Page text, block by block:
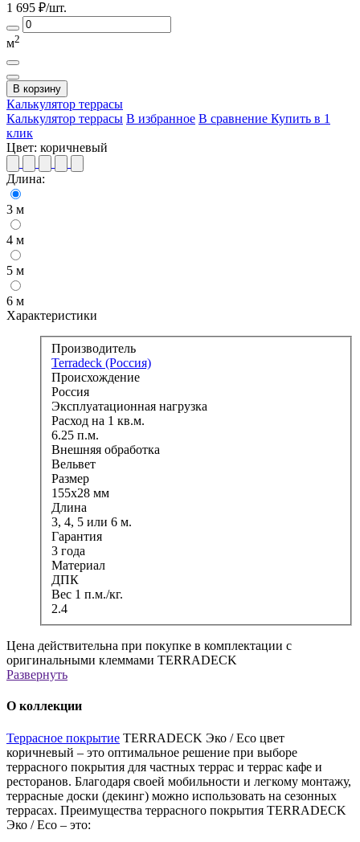
1 695 ₽/шт.
м2
В корзину
Калькулятор террасы
Калькулятор террасы В избранное В сравнение Купить в 1
клик
Цвет: коричневый
Длина:
3 м
4 м
5 м
6 м
Характеристики
Производитель
Terradeck (Россия)
Происхождение
Россия
Эксплуатационная нагрузка
Расход на 1 кв.м.
6.25 п.м.
Внешняя обработка
Вельвет
Размер
155х28 мм
Длина
3, 4, 5 или 6 м.
Гарантия
3 года
Материал
ДПК
Вес 1 п.м./кг.
2.4
Цена действительна при покупке в комплектации с
оригинальными клеммами TERRADECK
Развернуть
О коллекции
Террасное покрытие TERRADECK Эко / Eco цвет
коричневый – это оптимальное решение при выборе
террасного покрытия для частных террас и террас кафе и
ресторанов. Благодаря своей мобильности и легкому монтажу,
террасные доски (декинг) можно использовать на сезонных
террасах. Преимущества террасного покрытия TERRADECK
Эко / Eco – это: